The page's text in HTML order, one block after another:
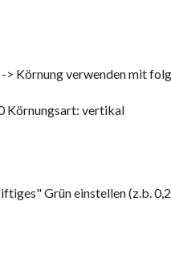
Körnung verwenden mit
Körnungsart: vertikal
Grün einstellen (z.b.